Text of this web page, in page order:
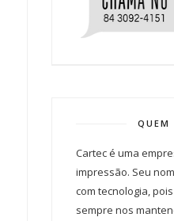
QUEM
Cartec é uma
impressão. Seu
com tecnologia,
sempre nos